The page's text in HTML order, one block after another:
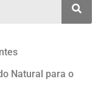
Natural para o